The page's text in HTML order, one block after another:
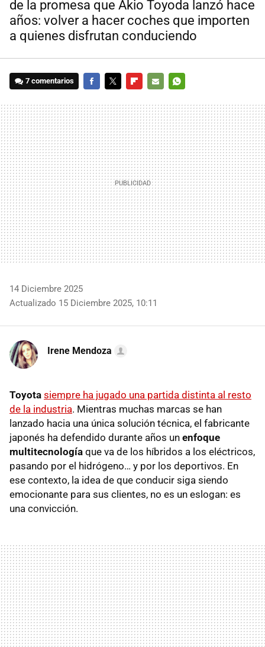
de la promesa que Akio Toyoda lanzó hace
años: volver a hacer coches que importen
a quienes disfrutan conduciendo
7 comentarios
MAIL
14 Diciembre 2025
Actualizado 15 Diciembre 2025, 10:11
Irene Mendoza
Toyota siempre ha jugado una partida distinta al resto
de la industria. Mientras muchas marcas se han
lanzado hacia una única solución técnica, el fabricante
japonés ha defendido durante años un enfoque
multitecnología que va de los híbridos a los eléctricos,
pasando por el hidrógeno… y por los deportivos. En
ese contexto, la idea de que conducir siga siendo
emocionante para sus clientes, no es un eslogan: es
una convicción.